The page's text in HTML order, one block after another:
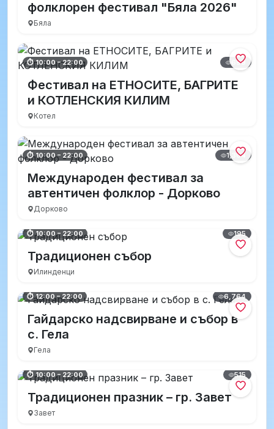
фолклорен фестивал "Бяла 2026"
Бяла
⏱ 10:00 – 22:00 699
Фестивал на ЕТНОСИТЕ, БАГРИТЕ
и КОТЛЕНСКИЯ КИЛИМ
Котел
⏱ 10:00 – 22:00 1,304
Международен фестивал за
автентичен фолклор - Дорково
Дорково
⏱ 10:00 – 22:00 195
Традиционен събор
Илинденци
⏱ 12:00 – 22:00 6,764
Гайдарско надсвирване и събор в
с. Гела
Гела
⏱ 10:00 – 22:00 515
Традиционен празник – гр. Завет
Завет